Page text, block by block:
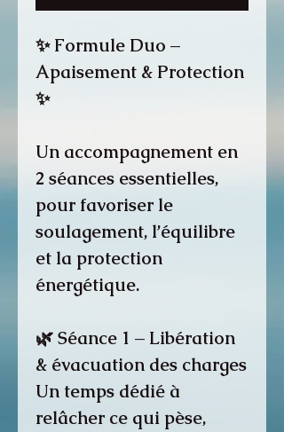
✨ Formule Duo –
Apaisement & Protection
✨
Un accompagnement en
2 séances essentielles,
pour favoriser le
soulagement, l’équilibre
et la protection
énergétique.
🌿 Séance 1 – Libération
& évacuation des charges
Un temps dédié à
relâcher ce qui pèse,